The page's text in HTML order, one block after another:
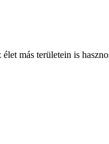
más területein is